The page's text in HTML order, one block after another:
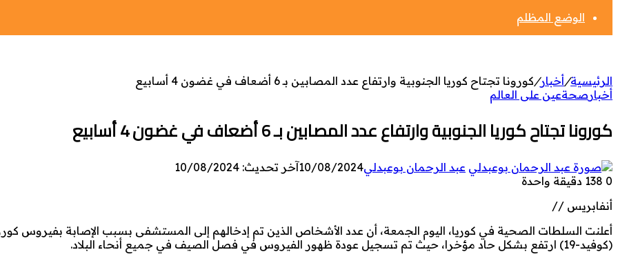
الوضع المظلم
الرئيسية/أخبار/كورونا تجتاح كوريا الجنوبية وارتفاع عدد المصابين بـ 6 أضعاف في غضون 4 أسابيع
أخبار صحةعين على العالم
كورونا تجتاح كوريا الجنوبية وارتفاع عدد المصابين بـ 6 أضعاف في غضون 4 أسابيع
عبد الرحمان بوعبدلي10/08/2024آخر تحديث: 10/08/2024
0
دقيقة واحدة
أنفابريس //
أعلنت السلطات الصحية في كوريا، اليوم الجمعة، أن عدد الأشخاص الذين تم إدخالهم إلى المستشفى بسبب الإصابة بفيروس
(كوفيد-19) ارتفع بشكل حاد مؤخرا، حيث تم تسجيل عودة ظهور الفيروس في فصل الصيف في جميع أنحاء البلاد.